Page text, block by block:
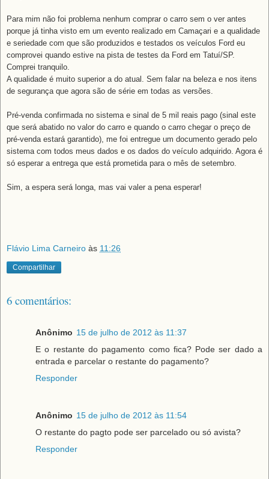
Para mim não foi problema nenhum comprar o carro sem o ver antes
porque já tinha visto em um evento realizado em Camaçari e a qualidade
e seriedade com que são produzidos e testados os veículos Ford eu
comprovei quando estive na pista de testes da Ford em Tatuí/SP.
Comprei tranquilo.
A qualidade é muito superior a do atual. Sem falar na beleza e nos itens
de segurança que agora são de série em todas as versões.
Pré-venda confirmada no sistema e sinal de 5 mil reais pago (sinal este
que será abatido no valor do carro e quando o carro chegar o preço de
pré-venda estará garantido), me foi entregue um documento gerado pelo
sistema com todos meus dados e os dados do veículo adquirido. Agora é
só esperar a entrega que está prometida para o mês de setembro.
Sim, a espera será longa, mas vai valer a pena esperar!
Flávio Lima Carneiro às 11:26
Compartilhar
6 comentários:
Anônimo 15 de julho de 2012 às 11:37
E o restante do pagamento como fica? Pode ser dado a
entrada e parcelar o restante do pagamento?
Responder
Anônimo 15 de julho de 2012 às 11:54
O restante do pagto pode ser parcelado ou só avista?
Responder